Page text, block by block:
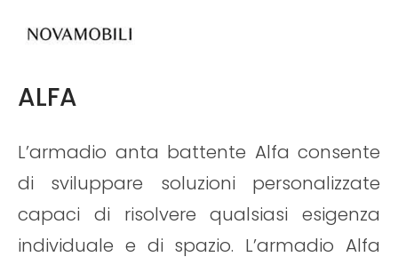
ALFA
L’armadio anta battente Alfa consente
di sviluppare soluzioni personalizzate
capaci di risolvere qualsiasi esigenza
individuale e di spazio. L’armadio Alfa